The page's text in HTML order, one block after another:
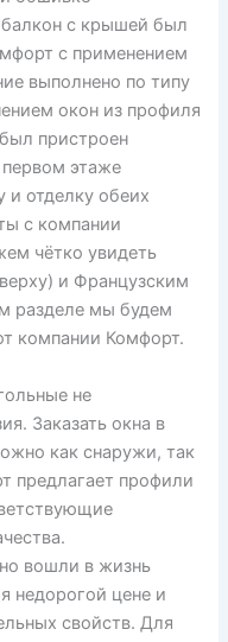
с крышей был
с применением
выполнено по типу
окон из профиля
пристроен
этаже
и отделку обеих
с компании
чётко увидеть
и Французским
разделе мы будем
компании Комфорт.
не
Заказать окна в
как снаружи, так
предлагает профили
вошли в жизнь
недорогой цене и
свойств. Для